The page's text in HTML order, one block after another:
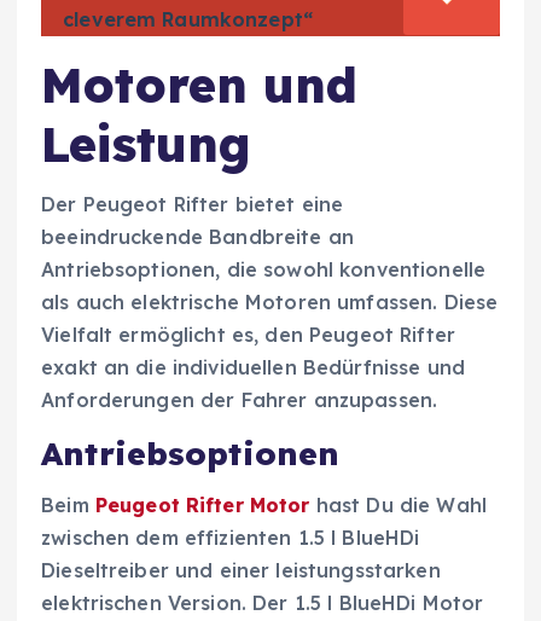
cleverem Raumkonzept“
Motoren und
Leistung
Der Peugeot Rifter bietet eine
beeindruckende Bandbreite an
Antriebsoptionen, die sowohl konventionelle
als auch elektrische Motoren umfassen. Diese
Vielfalt ermöglicht es, den Peugeot Rifter
exakt an die individuellen Bedürfnisse und
Anforderungen der Fahrer anzupassen.
Antriebsoptionen
Beim Peugeot Rifter Motor hast Du die Wahl
zwischen dem effizienten 1.5 l BlueHDi
Dieseltreiber und einer leistungsstarken
elektrischen Version. Der 1.5 l BlueHDi Motor